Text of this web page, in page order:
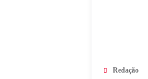
Redação